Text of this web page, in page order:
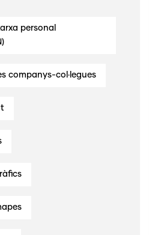
personal
companys-col·legues